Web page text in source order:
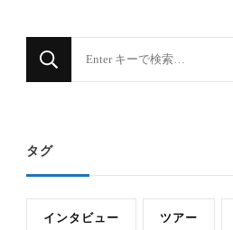
し
タグ
インタビュー ツアー